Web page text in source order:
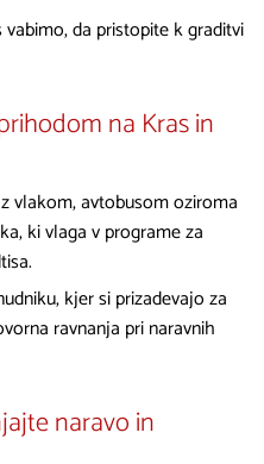
da pristopite k graditvi
na Kras in
vlakom, avtobusom oziroma
ki vlaga v programe za
kjer si prizadevajo za
ravnanja pri naravnih
naravo in